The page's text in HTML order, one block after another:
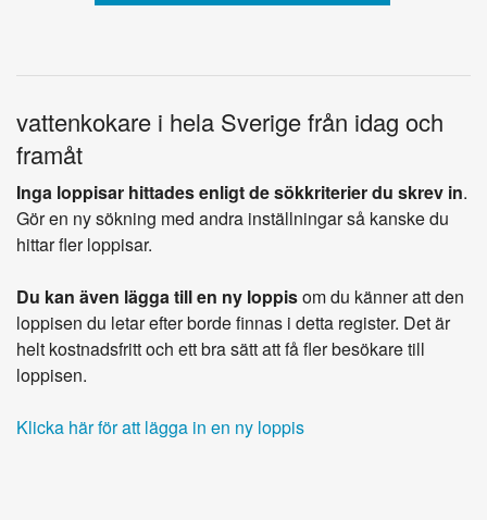
vattenkokare i hela Sverige från idag och
framåt
Inga loppisar hittades enligt de sökkriterier du skrev in.
Gör en ny sökning med andra inställningar så kanske du
hittar fler loppisar.
Du kan även lägga till en ny loppisom du känner att den
loppisen du letar efter borde finnas i detta register. Det är
helt kostnadsfritt och ett bra sätt att få fler besökare till
loppisen.
Klicka här för att lägga in en ny loppis